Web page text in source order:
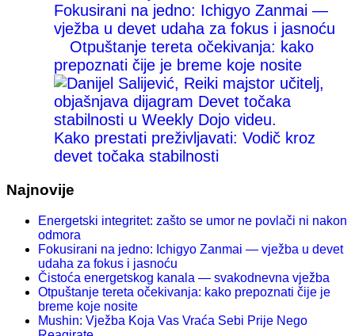
Fokusirani na jedno: Ichigyo Zanmai —
vježba u devet udaha za fokus i jasnoću
Otpuštanje tereta očekivanja: kako
prepoznati čije je breme koje nosite
Kako prestati preživljavati: Vodič kroz
devet točaka stabilnosti
Najnovije
Energetski integritet: zašto se umor ne povlači ni nakon
odmora
Fokusirani na jedno: Ichigyo Zanmai — vježba u devet
udaha za fokus i jasnoću
Čistoća energetskog kanala — svakodnevna vježba
Otpuštanje tereta očekivanja: kako prepoznati čije je
breme koje nosite
Mushin: Vježba Koja Vas Vraća Sebi Prije Nego